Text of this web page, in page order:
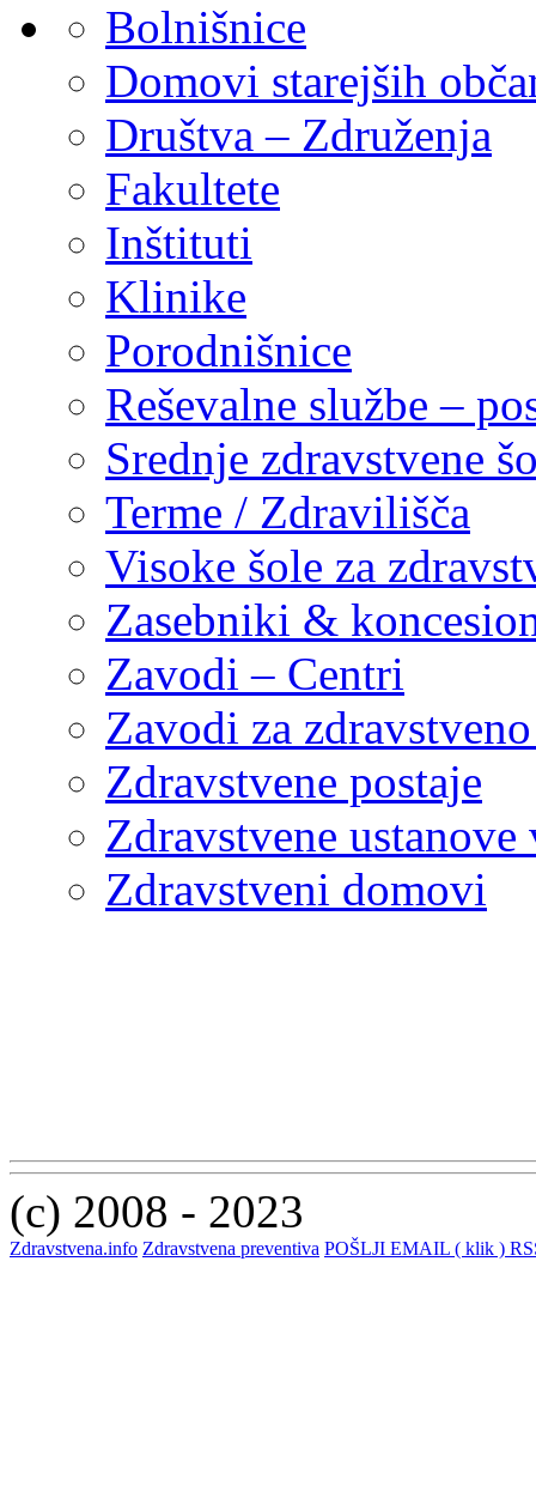
Bolnišnice
Domovi starejših
Društva – Združenja
Fakultete
Inštituti
Klinike
Porodnišnice
Reševalne službe –
Srednje zdravstvene
Terme / Zdravilišča
Visoke šole za
Zasebniki &
Zavodi – Centri
Zavodi za
Zdravstvene postaje
Zdravstvene
Zdravstveni domovi
(c) 2008 - 2023
Zdravstvena.info Zdravstvena preventiva POŠLJI EMAIL ( klik )